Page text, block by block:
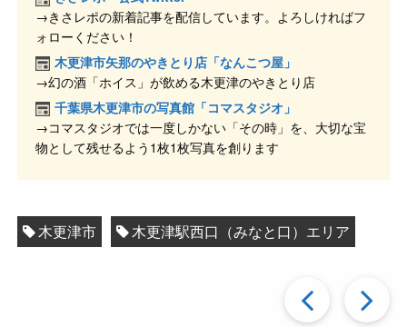
b
o
o
k
a
→きさレポの新着記事を配信しています。よろしければフ
ォローください！
木更津市矢那のやきとり店「なんこつ屋」
→幻の酒「ホイス」が飲める木更津のやきとり店
千葉県木更津市の写真館「コマスタジオ」
→コマスタジオでは一度しかない「その時」を、大切な宝
物として残せるよう1枚1枚写真を創ります
木更津市 木更津駅西口（みなと口）エリア
過